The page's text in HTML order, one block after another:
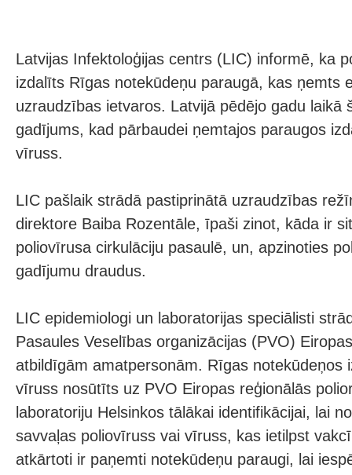
Latvijas Infektoloģijas centrs (LIC) informē, ka
izdalīts Rīgas notekūdeņu paraugā, kas ņemts
uzraudzības ietvaros. Latvijā pēdējo gadu laikā
gadījums, kad pārbaudei ņemtajos paraugos
vīruss.
LIC pašlaik strādā pastiprinātā uzraudzības
direktore Baiba Rozentāle, īpaši zinot, kāda ir
poliovīrusa cirkulāciju pasaulē, un, apzinoties
gadījumu draudus.
LIC epidemiologi un laboratorijas speciālisti
Pasaules Veselības organizācijas (PVO)
atbildīgām amatpersonām. Rīgas notekūdeņos
vīruss nosūtīts uz PVO Eiropas reģionālās
laboratoriju Helsinkos tālākai identifikācijai, lai
savvaļas poliovīruss vai vīruss, kas ietilpst
atkārtoti ir paņemti notekūdeņu paraugi, lai